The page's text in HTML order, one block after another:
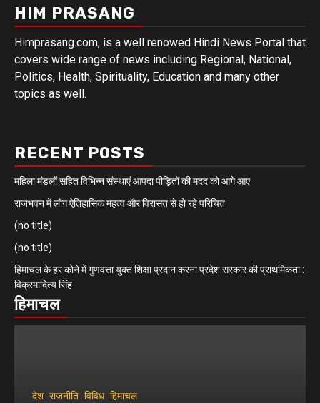
HIM PRASANG
Himprasang.com, is a well renowed Hindi News Portal that
covers wide range of news including Regional, National,
Politics, Health, Spirituality, Education and many other
topics as well.
RECENT POSTS
महिला मंडलों सहित विभिन्न संस्थाएं आपदा पीड़ितों की मदद को आगे आए
राजभवन में लोग ऐतिहासिक महत्व और विरासत से हो रहे परिचित
(no title)
(no title)
हिमाचल के हर कोने में गुणवत्ता युक्त शिक्षा प्रदान करना प्रदेश सरकार की प्राथमिकता :
विक्रमादित्य सिंह
हिमाचल
देश राजनीति विविध हिमाचल